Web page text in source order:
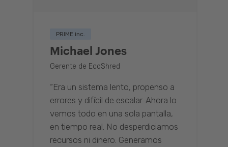
PRIME inc.
Michael Jones
Gerente de EcoShred
“Era un sistema lento, propenso a
errores y difícil de escalar. Ahora lo
vemos todo en una sola pantalla,
en tiempo real. No desperdiciamos
recursos ni dinero. Generamos